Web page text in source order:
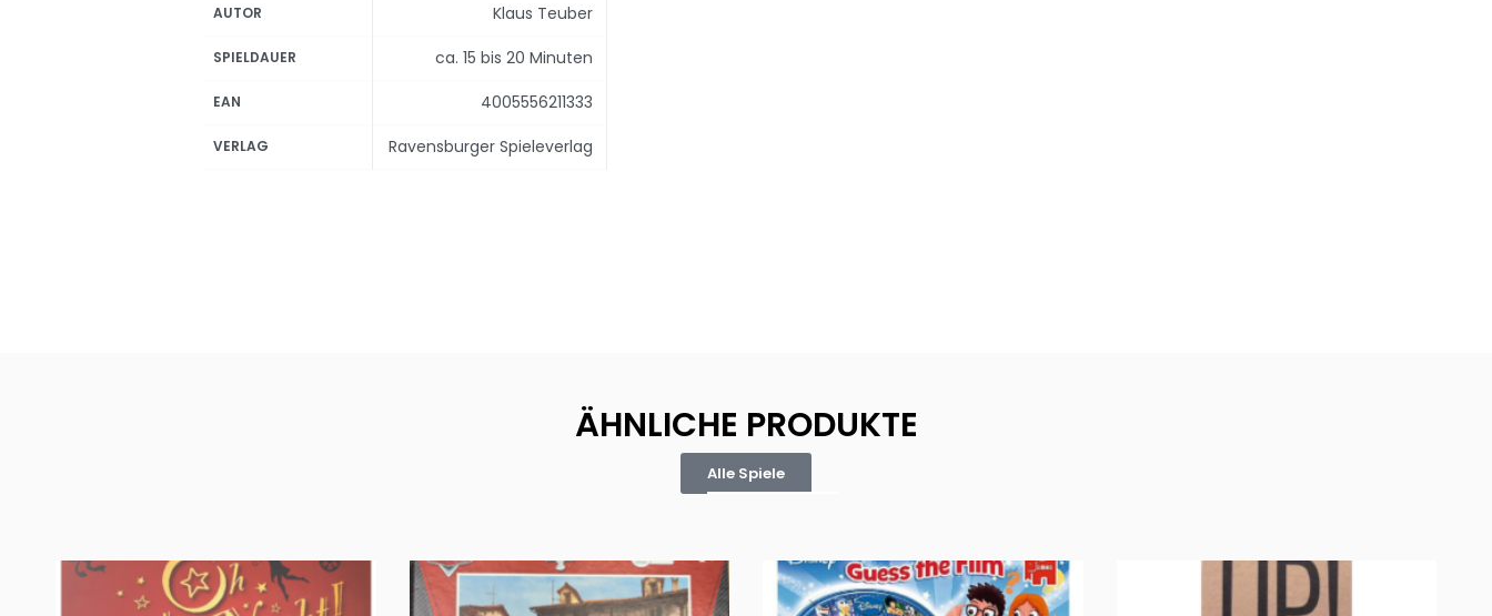
AUTOR Klaus Teuber
SPIELDAUER ca. 15 bis 20 Minuten
EAN 4005556211333
VERLAG Ravensburger Spieleverlag
ÄHNLICHE PRODUKTE
Alle Spiele